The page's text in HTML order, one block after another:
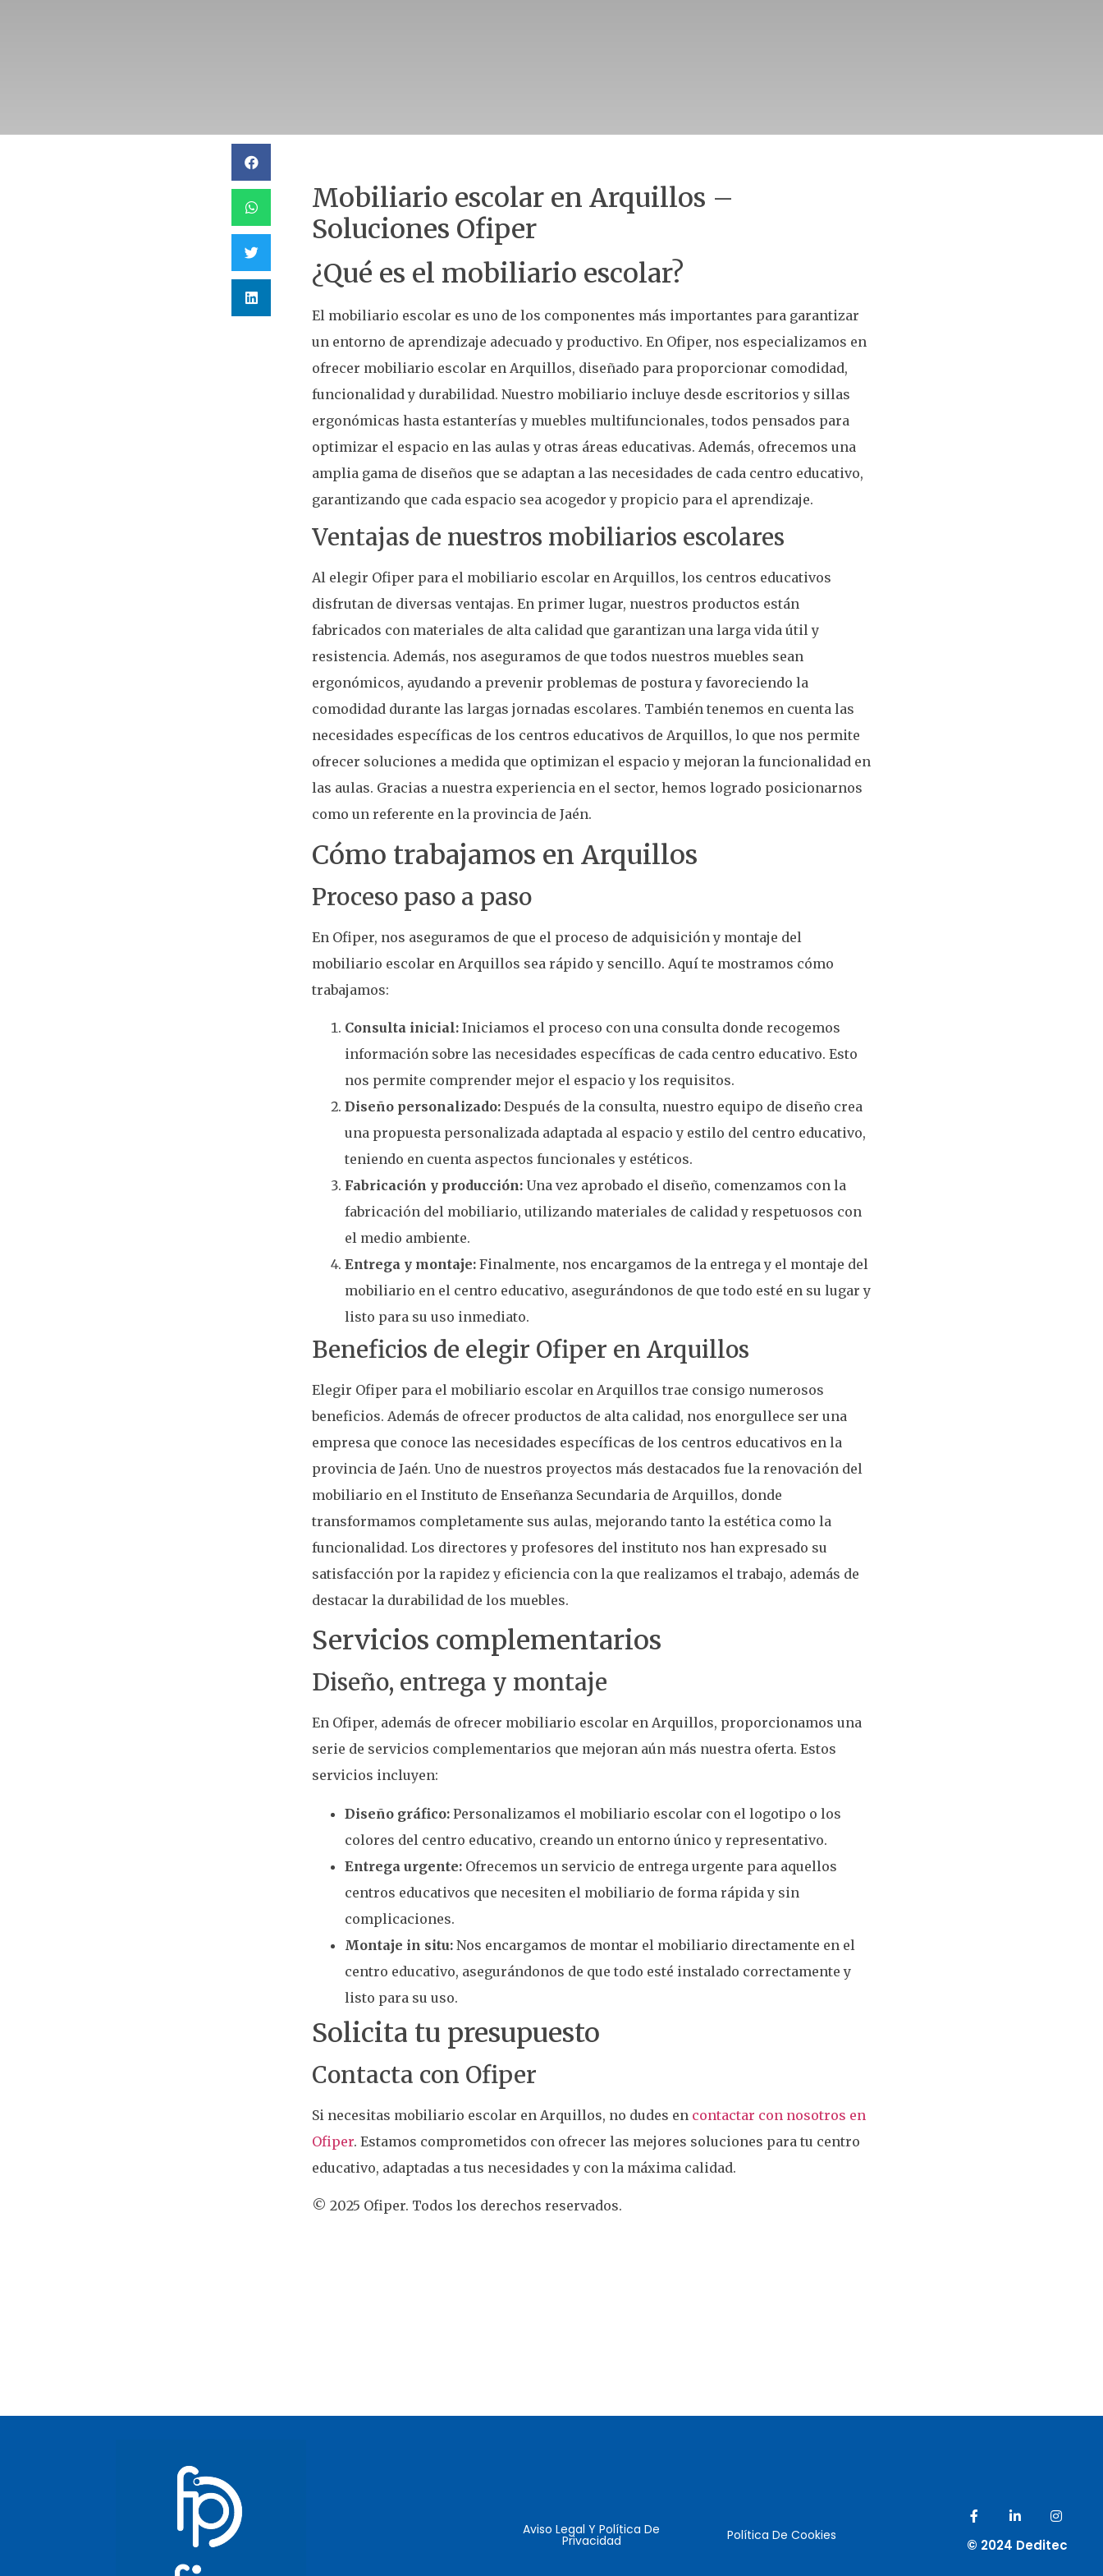
Mobiliario escolar en Arquillos –
Soluciones Ofiper
¿Qué es el mobiliario escolar?
El mobiliario escolar es uno de los componentes más importantes para garantizar
un entorno de aprendizaje adecuado y productivo. En Ofiper, nos especializamos en
ofrecer mobiliario escolar en Arquillos, diseñado para proporcionar comodidad,
funcionalidad y durabilidad. Nuestro mobiliario incluye desde escritorios y sillas
ergonómicas hasta estanterías y muebles multifuncionales, todos pensados para
optimizar el espacio en las aulas y otras áreas educativas. Además, ofrecemos una
amplia gama de diseños que se adaptan a las necesidades de cada centro educativo,
garantizando que cada espacio sea acogedor y propicio para el aprendizaje.
Ventajas de nuestros mobiliarios escolares
Al elegir Ofiper para el mobiliario escolar en Arquillos, los centros educativos
disfrutan de diversas ventajas. En primer lugar, nuestros productos están
fabricados con materiales de alta calidad que garantizan una larga vida útil y
resistencia. Además, nos aseguramos de que todos nuestros muebles sean
ergonómicos, ayudando a prevenir problemas de postura y favoreciendo la
comodidad durante las largas jornadas escolares. También tenemos en cuenta las
necesidades específicas de los centros educativos de Arquillos, lo que nos permite
ofrecer soluciones a medida que optimizan el espacio y mejoran la funcionalidad en
las aulas. Gracias a nuestra experiencia en el sector, hemos logrado posicionarnos
como un referente en la provincia de Jaén.
Cómo trabajamos en Arquillos
Proceso paso a paso
En Ofiper, nos aseguramos de que el proceso de adquisición y montaje del
mobiliario escolar en Arquillos sea rápido y sencillo. Aquí te mostramos cómo
trabajamos:
Consulta inicial: Iniciamos el proceso con una consulta donde recogemos
información sobre las necesidades específicas de cada centro educativo. Esto
nos permite comprender mejor el espacio y los requisitos.
Diseño personalizado: Después de la consulta, nuestro equipo de diseño crea
una propuesta personalizada adaptada al espacio y estilo del centro educativo,
teniendo en cuenta aspectos funcionales y estéticos.
Fabricación y producción: Una vez aprobado el diseño, comenzamos con la
fabricación del mobiliario, utilizando materiales de calidad y respetuosos con
el medio ambiente.
Entrega y montaje: Finalmente, nos encargamos de la entrega y el montaje del
mobiliario en el centro educativo, asegurándonos de que todo esté en su lugar y
listo para su uso inmediato.
Beneficios de elegir Ofiper en Arquillos
Elegir Ofiper para el mobiliario escolar en Arquillos trae consigo numerosos
beneficios. Además de ofrecer productos de alta calidad, nos enorgullece ser una
empresa que conoce las necesidades específicas de los centros educativos en la
provincia de Jaén. Uno de nuestros proyectos más destacados fue la renovación del
mobiliario en el Instituto de Enseñanza Secundaria de Arquillos, donde
transformamos completamente sus aulas, mejorando tanto la estética como la
funcionalidad. Los directores y profesores del instituto nos han expresado su
satisfacción por la rapidez y eficiencia con la que realizamos el trabajo, además de
destacar la durabilidad de los muebles.
Servicios complementarios
Diseño, entrega y montaje
En Ofiper, además de ofrecer mobiliario escolar en Arquillos, proporcionamos una
serie de servicios complementarios que mejoran aún más nuestra oferta. Estos
servicios incluyen:
Diseño gráfico: Personalizamos el mobiliario escolar con el logotipo o los
colores del centro educativo, creando un entorno único y representativo.
Entrega urgente: Ofrecemos un servicio de entrega urgente para aquellos
centros educativos que necesiten el mobiliario de forma rápida y sin
complicaciones.
Montaje in situ: Nos encargamos de montar el mobiliario directamente en el
centro educativo, asegurándonos de que todo esté instalado correctamente y
listo para su uso.
Solicita tu presupuesto
Contacta con Ofiper
Si necesitas mobiliario escolar en Arquillos, no dudes en contactar con nosotros en
Ofiper. Estamos comprometidos con ofrecer las mejores soluciones para tu centro
educativo, adaptadas a tus necesidades y con la máxima calidad.
© 2025 Ofiper. Todos los derechos reservados.
Aviso Legal Y Política De
Privacidad Política De Cookies
© 2024 Deditec